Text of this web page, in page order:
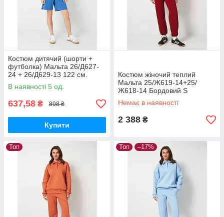
Костюм дитячий (шорти +
футболка) Мальта 26/Д627-
24 + 26/Д629-13 122 см.
синій
В наявності 5 од.
637,58 ₴ 898 ₴
Купити
Костюм жіночий теплий
Мальта 25/Ж619-14+25/
Ж618-14 Бордовий S
(2901000465661)
Немає в наявності
2 388 ₴
Топ Топ –17%